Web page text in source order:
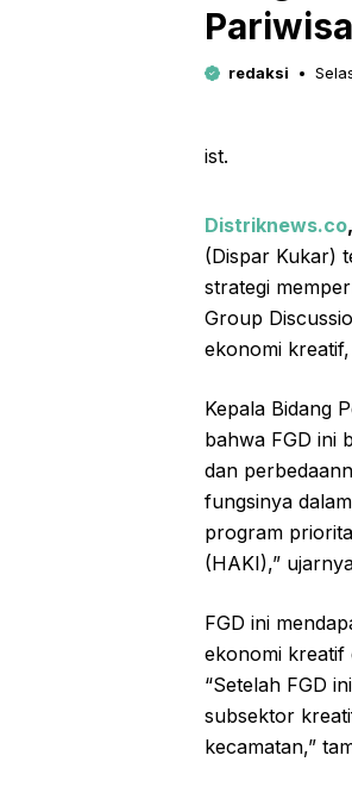
redaksi
ist.
Distriknews.co
(Dispar Kukar)
strategi
Group
ekonomi
Kepala Bidang
bahwa FGD ini
dan
fungsinya
program
(HAKI),”
FGD ini
ekonomi kreatif
“Setelah FGD
subsektor
kecamatan,”